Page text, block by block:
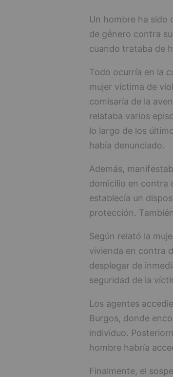
Un hombre ha sido
de género contra
cuando trataba de
Todo ocurría en la
mujer víctima de
comisaría de la
relataba varios
lo largo de los
había denunciado.
Además,
domicilio en contra
establecía un
protección.
Según relató la
vivienda en contra
desplegar de
seguridad de la
Los agentes
Burgos, donde
individuo.
hombre habría
Finalmente, el